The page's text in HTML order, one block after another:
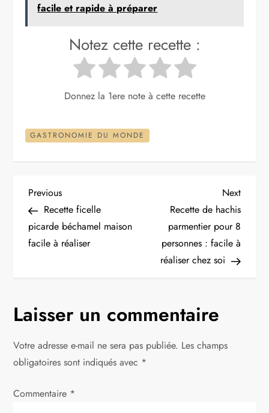
facile et rapide à préparer
Notez cette recette :
Donnez la 1ere note à cette recette
GASTRONOMIE DU MONDE
N
a
v
g
a
t
i
Previous
Post
Previous
Recette ficelle
picarde béchamel maison
facile à réaliser
Next
Post
Next
Recette de hachis
parmentier pour 8
personnes : facile à
réaliser chez soi
Laisser un commentaire
Votre adresse e-mail ne sera pas publiée. Les champs
obligatoires sont indiqués avec *
Commentaire *